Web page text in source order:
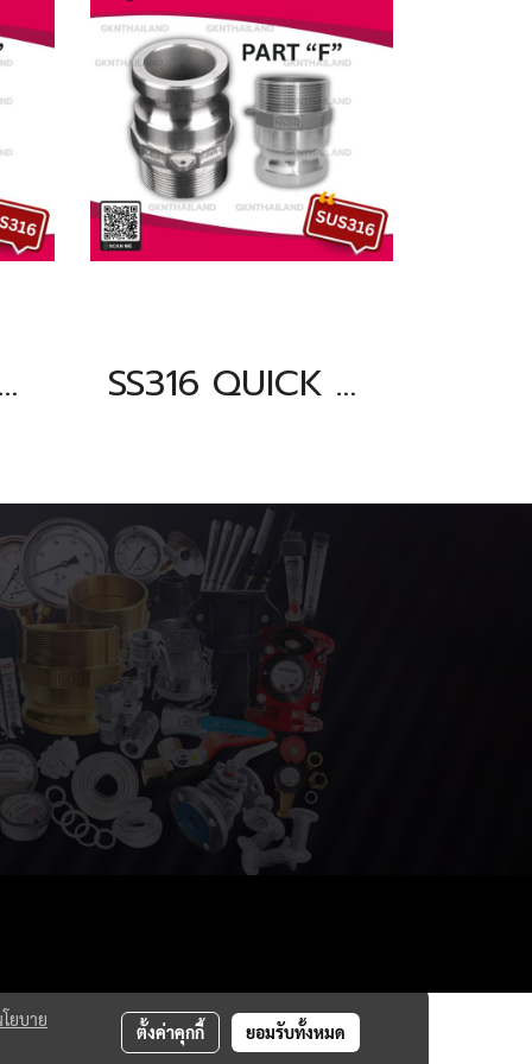
"F" SIZE : 1.1/2"BSPT, NPT SS316 QUICK COUPLING PART "F" SIZE : 2.1/2"BSPT, NPT
ยบาย
ตั้งค่าคุกกี้ ยอมรับทั้งหมด